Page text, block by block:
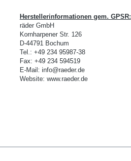
Herstellerinformationen gem. GPSR:
räder GmbH
Kornharpener Str. 126
D-44791 Bochum
Tel.: +49 234 95987-38
Fax: +49 234 594519
E-Mail: info@raeder.de
Website: www.raeder.de